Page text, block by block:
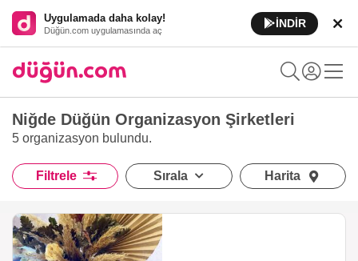
Uygulamada daha kolay!
Düğün.com uygulamasında aç
İNDİR
Niğde Düğün Organizasyon Şirketleri
5 organizasyon bulundu.
Filtrele Sırala Harita